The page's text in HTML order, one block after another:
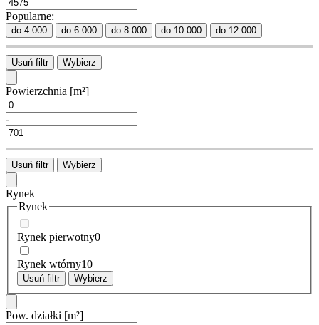
Popularne:
do 4 000 do 6 000 do 8 000 do 10 000 do 12 000
Usuń filtr Wybierz
Powierzchnia [m²]
-
Usuń filtr Wybierz
Rynek
Rynek
Rynek pierwotny0
Rynek wtórny10
Usuń filtr Wybierz
Pow. działki [m²]